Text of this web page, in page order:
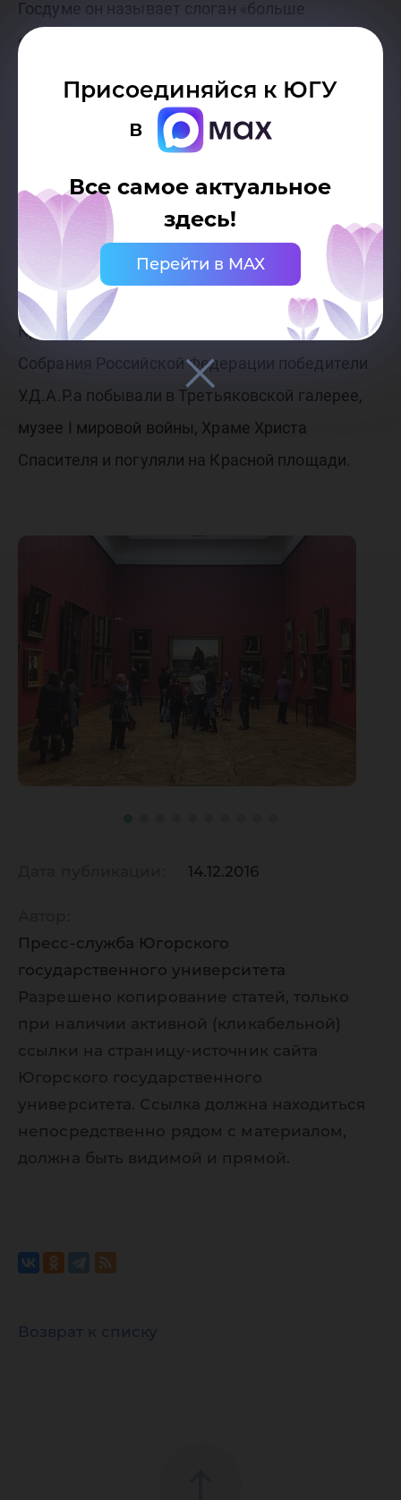
Присоединяйся к ЮГУ
в
Все самое актуальное
здесь!
Перейти в MAX
Госдуме он называет слоган «больше
отдавать, чем получать», – рассказывает Анна
развития Югры 2030 и говорили о процедуре
принятия различных законов. По итогу встречи
компромисс между государством, властью и
народом.
Кроме Государственной Думы Федерального
Собрания Российской Федерации победители
У.Д.А.Р.а побывали в Третьяковской галерее,
музее I мировой войны, Храме Христа
Спасителя и погуляли на Красной площади.
14.12.2016
Пресс-служба Югорского
государственного университета
Разрешено копирование статей, только
при наличии активной (кликабельной)
ссылки на страницу-источник сайта
Югорского государственного
университета. Ссылка должна находиться
непосредственно рядом с материалом,
должна быть видимой и прямой.
Возврат к списку